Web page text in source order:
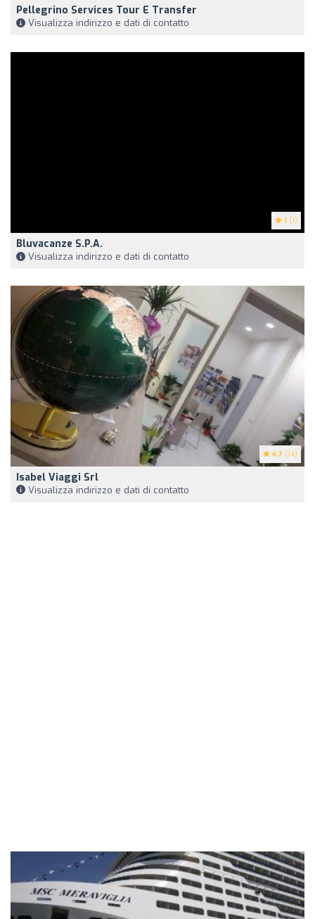
Pellegrino Services Tour E Transfer
Visualizza indirizzo e dati di contatto
1 (1)
Bluvacanze S.P.A.
Visualizza indirizzo e dati di contatto
4.7 (14)
Isabel Viaggi Srl
Visualizza indirizzo e dati di contatto